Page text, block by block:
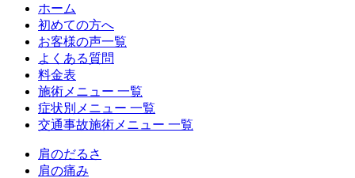
ホーム
初めての方へ
お客様の声一覧
よくある質問
料金表
施術メニュー 一覧
症状別メニュー 一覧
交通事故施術メニュー 一覧
肩のだるさ
肩の痛み